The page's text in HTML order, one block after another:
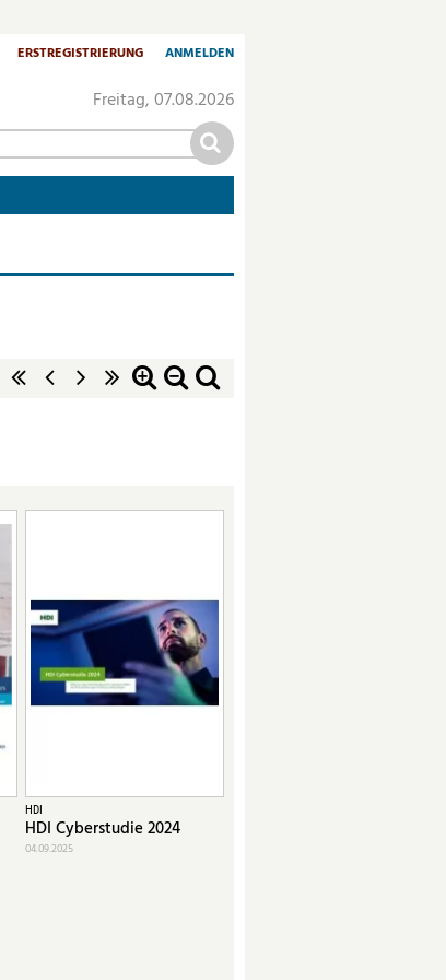
Freitag, 07.08.2026
ERSTREGISTRIERUNG ANMELDEN
HDI
HDI Cyberstudie 2024
04.09.2025